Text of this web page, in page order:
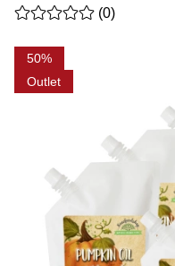
Keskiarvoluokitus 0 / 5
(0)
50
Outlet
Tuotekuvat